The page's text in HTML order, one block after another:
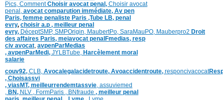
Pics, CommentChoisir avocat penal, Choisir avocat
penal, avocat comparution immédiate, Av pen
Paris, femme penaliste Paris ,Tube LB, penal
evry, choisir a.p , meilleur penal
evry, DéceptSMP, SMPOrigin, MaubertPo, SaraMauPO, Mauberpro2 Droit
des affaires Paris, meiavocat penalFmedias, resp
civ avocat, avpenParMedias
, avpenParMedi, JYLBTube, Harcèlement moral
salarie
couv92, CLB, Avocalegalacidetroute, Avoaccidentroute, responcivacocat
, Choisassvi
, viasMT, meilleurrendemtassvie, assuviemed
, BN, NLV , FormParis , BNfraude , meilleur penal